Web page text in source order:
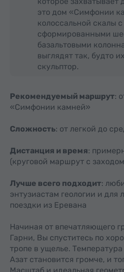
это дом «Симфонии
колоссальной скалы
сформированными
базальтовыми
выглядят так, будто
скульптор.
Рекомендуемый маршрут:
«Симфонии камней»
Сложность: от легкой до
Дистанция и время:
(круговой маршрут с
Лучше всего подходит:
энтузиастам геологии и для
поездки из Еревана
Начиная от впечатляющего
Гарни, Вы спуститесь по
тропе в ущелье.
Азат становится громче, и